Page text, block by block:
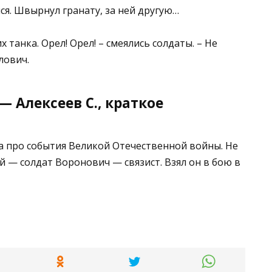
Швырнул гранату, за ней другую…
Орел! Орел! – смеялись солдаты. – Не
С., краткое
события Великой Отечественной войны. Не
— солдат Воронович — связист. Взял он в бою в